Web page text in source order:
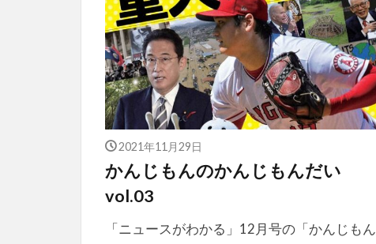
2021年11月29日
かんじもんのかんじもんだい
vol.03
「ニュースがわかる」12月号の「かんじもん